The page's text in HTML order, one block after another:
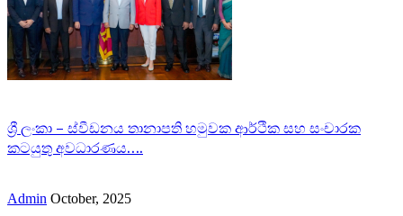
ශ්‍රී ලංකා – ස්වීඩනය තානාපති හමුවක ආර්ථික සහ සංචාරක
කටයුතු අවධාරණය….
Admin October, 2025